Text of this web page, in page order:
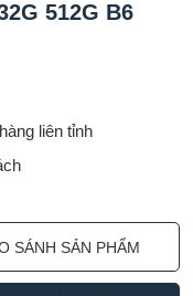
512G B6
liên tỉnh
SÁNH SẢN PHẨM